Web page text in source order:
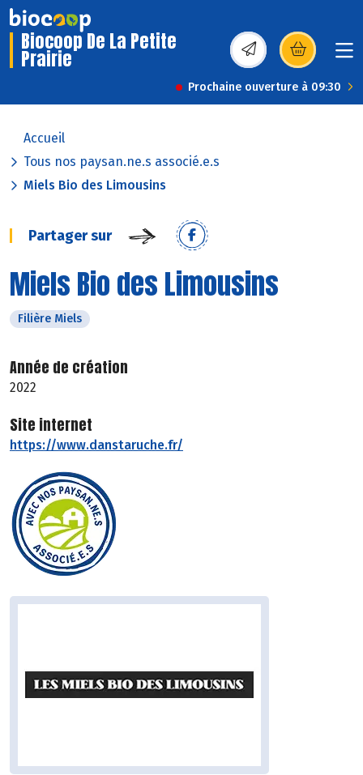
Biocoop De La Petite
Prairie (s’ouvre dans une
Prochaine ouverture à 09:30
Accueil
Tous nos paysan.ne.s associé.e.s
Miels Bio des Limousins
Partager sur
Miels Bio des Limousins
Filière Miels
Année de création
2022
Site internet
https://www.danstaruche.fr/